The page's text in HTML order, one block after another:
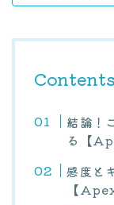
Contents
結論！
る【
感度と
【